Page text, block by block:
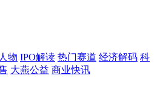
物 IPO解读 热门赛道 经济解码 科
大燕公益 商业快讯